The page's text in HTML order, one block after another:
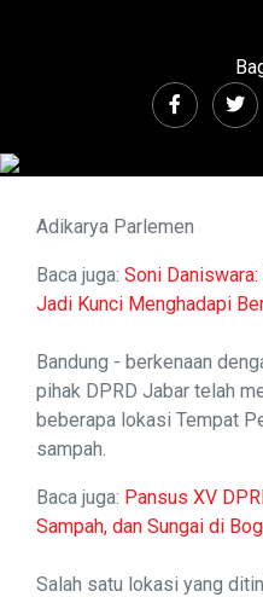
Adikarya Parlemen
Baca juga: Soni
Jadi Kunci Menghadapi
Bandung - berkenaan
pihak DPRD Jabar telah
beberapa lokasi Tempat
sampah.
Baca juga: Pansus XV
Sampah, dan Sungai di
Salah satu lokasi yang